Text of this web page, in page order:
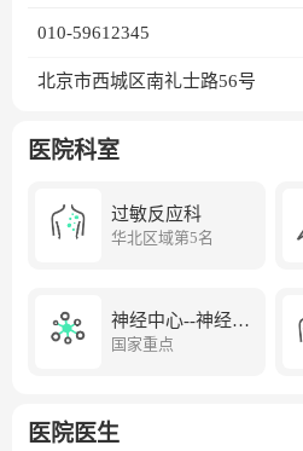
以及16个市级医疗中心。医院设
会诊中心，儿科疑难重症疾病的
392人，中级职称832人。医院拥
始人之一张金哲等国内儿科界仅
献专家、享受国务院政府特殊津
教学团队，是首都医科大学儿科
现有教授、副教授167人，承担着
京儿童医院积极发挥学科龙头作
010-59612345
北京市西城区南礼士路56号
医院科室
过敏反应科
华北区域第5名
神经中心--神经外
科
国家重点
医院医生